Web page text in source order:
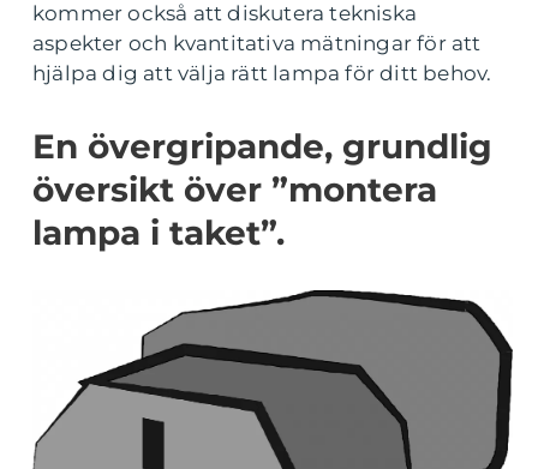
kommer också att diskutera tekniska
aspekter och kvantitativa mätningar för att
hjälpa dig att välja rätt lampa för ditt behov.
En övergripande, grundlig
översikt över ”montera
lampa i taket”.